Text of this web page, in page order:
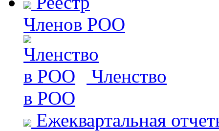
Членов РОО
Членство
в РОО
Ежеквартальная